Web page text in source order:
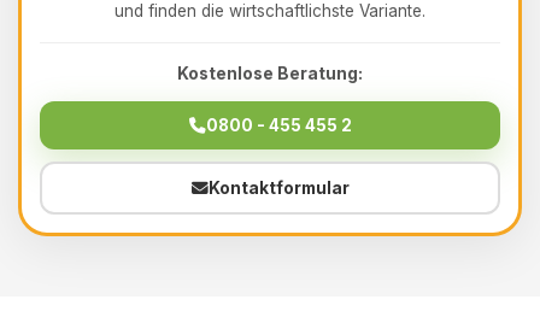
und finden die wirtschaftlichste Variante.
Kostenlose Beratung:
0800 - 455 455 2
Kontaktformular